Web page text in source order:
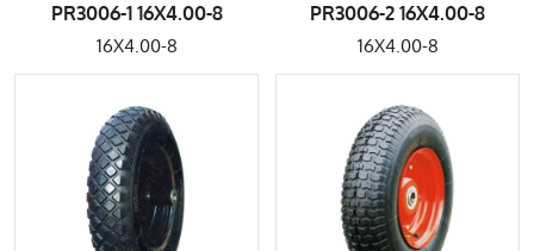
PR3006-1 16X4.00-8
16X4.00-8
PR3006-2 16X4.00-8
16X4.00-8